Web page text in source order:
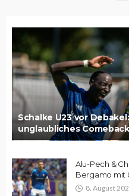
Schalke U23 vor
unglaubliches Comeback
Alu-Pech &
Bergamo mit
8. August